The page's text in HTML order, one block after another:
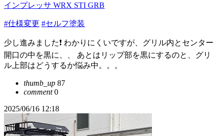
インプレッサ WRX STI GRB
#仕様変更 #セルフ塗装
少し進みました❗️ わかりにくいですが、グリル内とセンター
開口の中を黒に、、 あとはリップ部を黒にするのと、グリ
ル上部はどうするか悩み中。。。
thumb_up 87
comment0
2025/06/16 12:18